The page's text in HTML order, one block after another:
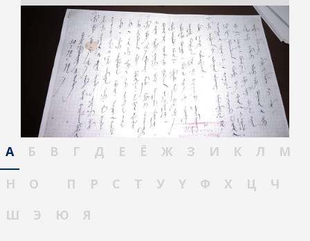
А Б В Г Д Е Ё Ж З И К Л
М
Н
О П Р С Т У Ү Ф Х Ц
Ч
Ш
Э Ю Я